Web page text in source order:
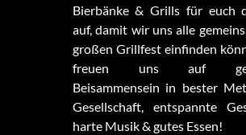
Bierbänke & Grills für euch
auf, damit wir uns alle
großen Grillfest einfinden
freuen uns auf
Beisammensein in bester
Gesellschaft, entspannte
harte Musik & gutes Essen!